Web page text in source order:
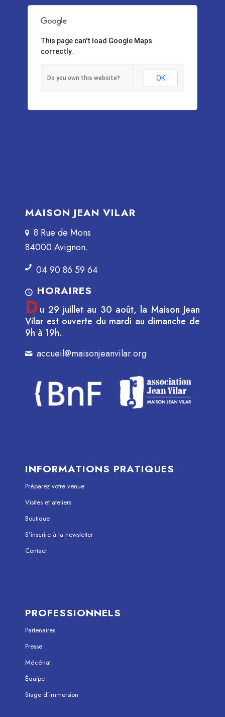
This page can't load Google Maps
correctly.
Do you own this website? OK
MAISON JEAN VILAR
8 Rue de Mons
84000 Avignon.
04 90 86 59 64
HORAIRES
Du 29 juillet au 30 août, la Maison Jean
Vilar est ouverte du mardi au dimanche de
9h à 19h.
accueil@maisonjeanvilar.org
INFORMATIONS PRATIQUES
Préparez votre venue
Visites et ateliers
Boutique
S’inscrire à la newsletter
Contact
PROFESSIONNELS
Partenaires
Presse
Mécénat
Équipe
Stage d’immersion